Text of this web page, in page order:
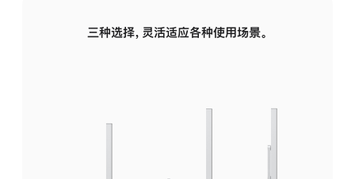
三种选择，灵活适应各种使用场景。